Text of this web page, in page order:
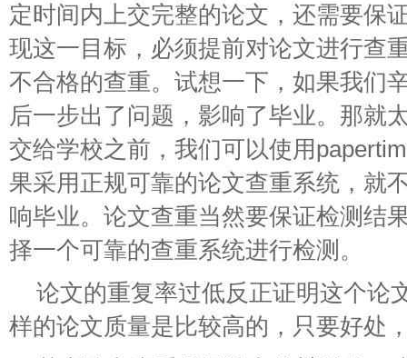
定时间内上交完整的论文，还需要保
现这一目标，必须提前对论文进行查
不合格的查重。试想一下，如果我们
后一步出了问题，影响了毕业。那就
交给学校之前，我们可以使用
果采用正规可靠的论文查重系统，就
响毕业。论文查重当然要保证检测结
择一个可靠的查重系统进行检测。
论文的重复率过低反正证明这个论
样的论文质量是比较高的，只要好处